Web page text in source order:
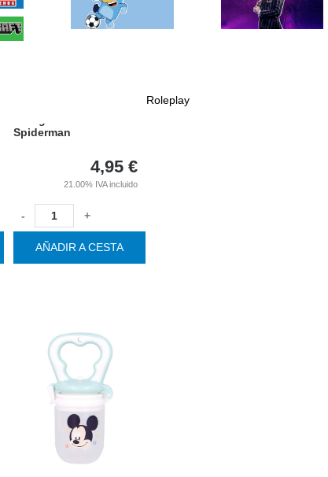
Muñecas y accesorios
Roleplay
Spiderman
4,95 €
21.00% IVA incluido
- +
AÑADIR A CESTA